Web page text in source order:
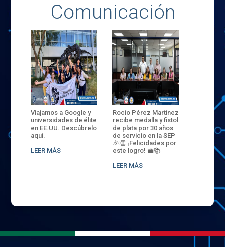
Comunicación
Viajamos a Google y
universidades de élite
en EE.UU. Descúbrelo
aquí.
LEER MÁS
Rocío Pérez Martínez
recibe medalla y fistol
de plata por 30 años
de servicio en la SEP
🎉👏 ¡Felicidades por
este logro! 💼📚
LEER MÁS
ENECB-
del
batalla.
32
sede